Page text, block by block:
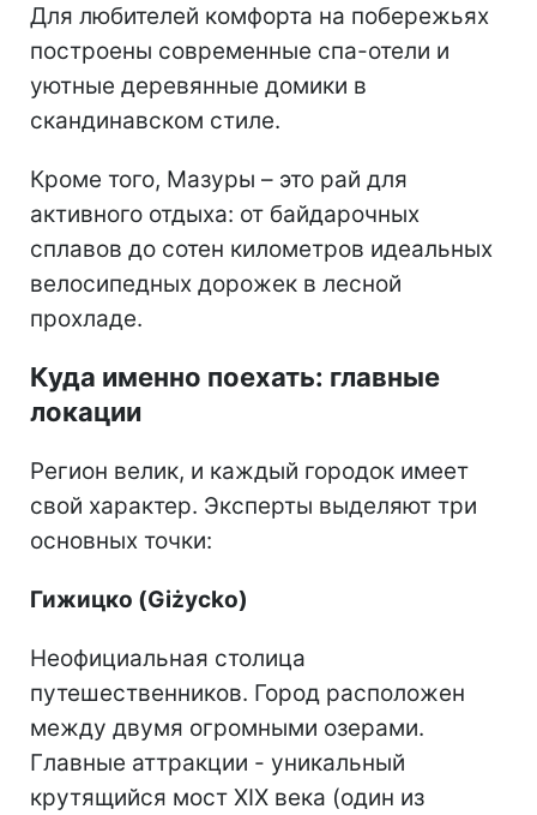
Для любителей комфорта на побережьях
построены современные спа-отели и
уютные деревянные домики в
скандинавском стиле.
Кроме того, Мазуры – это рай для
активного отдыха: от байдарочных
сплавов до сотен километров идеальных
велосипедных дорожек в лесной
прохладе.
Куда именно поехать: главные
локации
Регион велик, и каждый городок имеет
свой характер. Эксперты выделяют три
основных точки:
Гижицко (Giżycko)
Неофициальная столица
путешественников. Город расположен
между двумя огромными озерами.
Главные аттракции - уникальный
крутящийся мост XIX века (один из